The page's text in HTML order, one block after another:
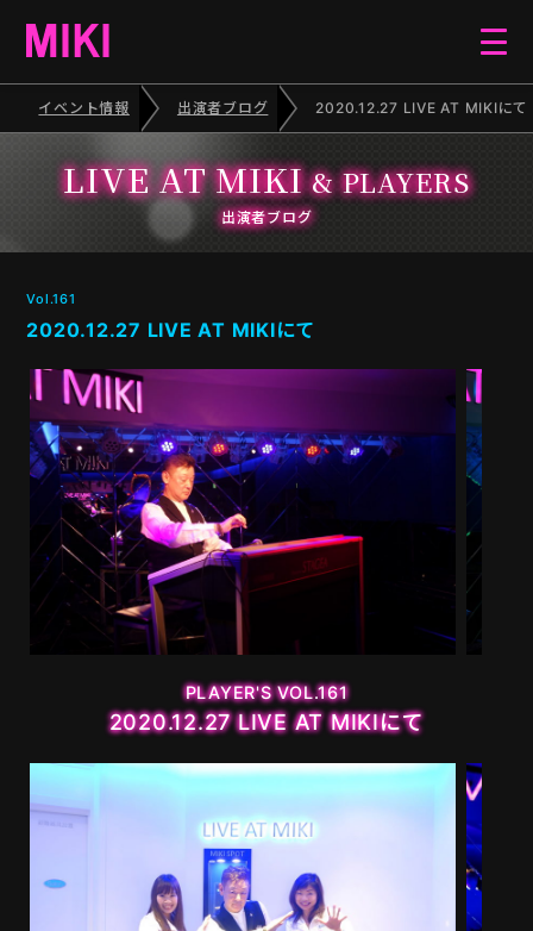
ELECTONE CONCERT
PIANO RECITAL
MOVIE
イベント情報 出演者ブログ 2020.12.27 LIVE AT MIKIにて
LIVE AT MIKI& PLAYERS
出演者ブログ
Vol.161
2020.12.27 LIVE AT MIKIにて
PLAYER'S VOL.161
2020.12.27 LIVE AT MIKIにて